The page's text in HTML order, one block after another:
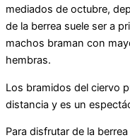
mediados de octubre,
de la berrea suele ser a
machos braman con
hembras.
Los bramidos del ciervo
distancia y es un
Para disfrutar de la